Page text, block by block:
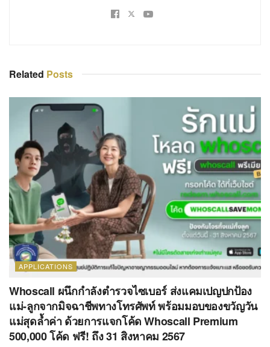
Related Posts
APPLICATIONS
Whoscall ผนึกกำลังตำรวจไซเบอร์ ส่งแคมเปญปกป้อง
แม่-ลูกจากมิจฉาชีพทางโทรศัพท์ พร้อมมอบของขวัญวัน
แม่สุดล้ำค่า ด้วยการแจกโค้ด Whoscall Premium
500,000 โค้ด ฟรี! ถึง 31 สิงหาคม 2567